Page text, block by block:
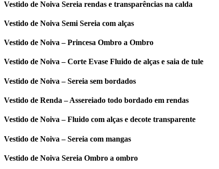
Vestido de Noiva Sereia rendas e transparências na calda
Vestido de Noiva Semi Sereia com alças
Vestido de Noiva – Princesa Ombro a Ombro
Vestido de Noiva – Corte Evase Fluido de alças e saia de tule
Vestido de Noiva – Sereia sem bordados
Vestido de Renda – Assereiado todo bordado em rendas
Vestido de Noiva – Fluido com alças e decote transparente
Vestido de Noiva – Sereia com mangas
Vestido de Noiva Sereia Ombro a ombro